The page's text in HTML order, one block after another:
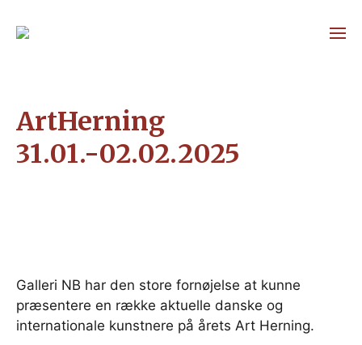
ArtHerning
31.01.-02.02.2025
Galleri NB har den store fornøjelse at kunne
præsentere en række aktuelle danske og
internationale kunstnere på årets Art Herning.